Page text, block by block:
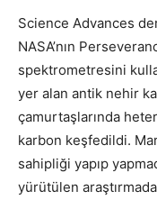
Science Advances
NASA’nın
spektrometresini
yer alan antik nehir
çamurtaşlarında
karbon keşfedildi.
sahipliği yapıp
yürütülen